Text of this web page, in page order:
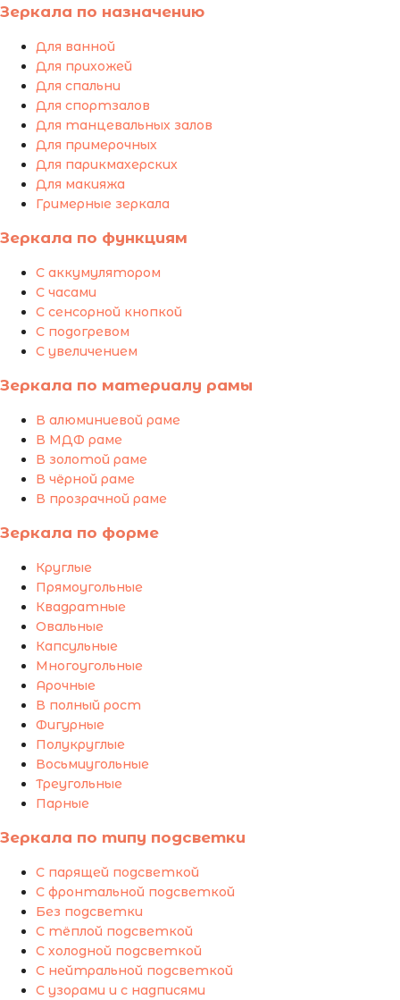
Зеркала по назначению
Для ванной
Для прихожей
Для спальни
Для спортзалов
Для танцевальных залов
Для примерочных
Для парикмахерских
Для макияжа
Гримерные зеркала
Зеркала по функциям
С аккумулятором
С часами
С сенсорной кнопкой
С подогревом
С увеличением
Зеркала по материалу рамы
В алюминиевой раме
В МДФ раме
В золотой раме
В чёрной раме
В прозрачной раме
Зеркала по форме
Круглые
Прямоугольные
Квадратные
Овальные
Капсульные
Многоугольные
Арочные
В полный рост
Фигурные
Полукруглые
Восьмиугольные
Треугольные
Парные
Зеркала по типу подсветки
С парящей подсветкой
С фронтальной подсветкой
Без подсветки
С тёплой подсветкой
С холодной подсветкой
С нейтральной подсветкой
С узорами и с надписями